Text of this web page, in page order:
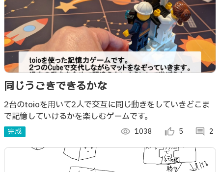
同じうごきできるかな
2台のtoioを用いて2人で交互に同じ動きをしていきどこま
で記憶していけるかを楽しむゲームです。
完成 visibility 1038 thumb_up_alt 5 comment 2